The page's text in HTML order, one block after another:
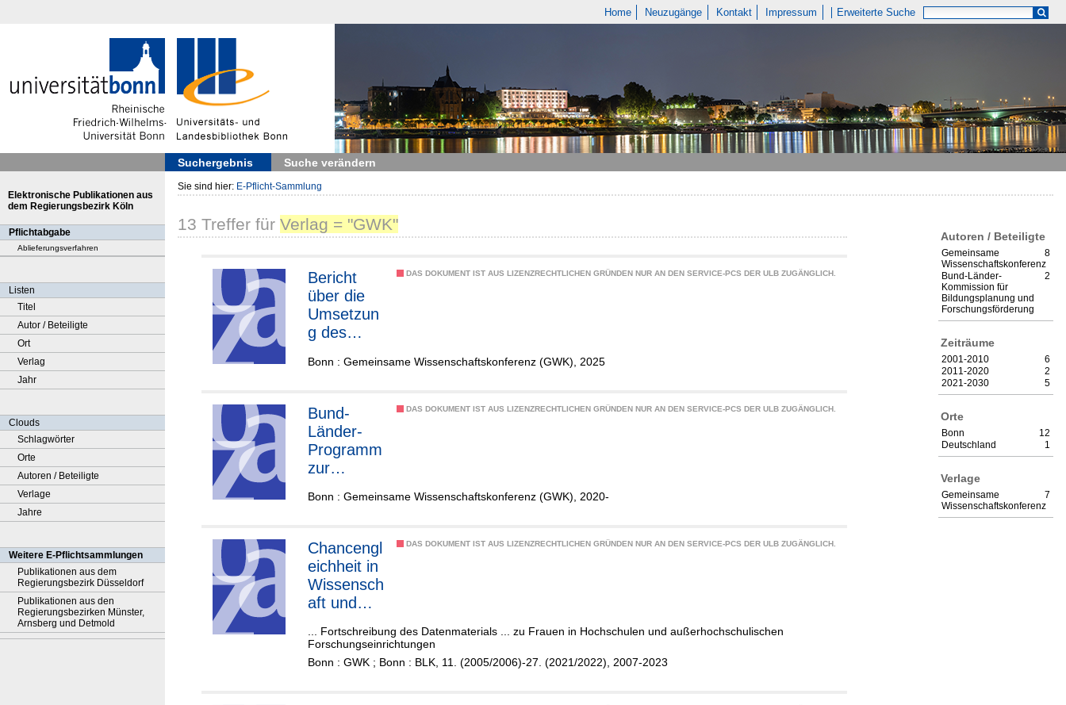
Home Neuzugänge Kontakt Impressum Erweiterte Suche
Suchergebnis Suche verändern
Elektronische Publikationen aus
dem Regierungsbezirk Köln
Pflichtabgabe
Ablieferungsverfahren
Listen
Titel
Autor / Beteiligte
Ort
Verlag
Jahr
Clouds
Schlagwörter
Orte
Autoren / Beteiligte
Verlage
Jahre
Weitere E-Pflichtsammlungen
Publikationen aus dem
Regierungsbezirk Düsseldorf
Publikationen aus den
Regierungsbezirken Münster,
Arnsberg und Detmold
Sie sind hier: E-Pflicht-Sammlung
Autoren / Beteiligte
8
Gemeinsame
Wissenschaftskonferenz
2
Bund-Länder-
Kommission für
Bildungsplanung und
Forschungsförderung
Zeiträume
6
2001-2010
2
2011-2020
5
2021-2030
Orte
12
Bonn
1
Deutschland
Verlage
7
Gemeinsame
Wissenschaftskonferenz
13 Treffer für Verlag = "GWK"
DAS DOKUMENT IST AUS LIZENZRECHTLICHEN GRÜNDEN NUR AN DEN SERVICE-PCS DER ULB ZUGÄNGLICH.
Bericht
über die
Umsetzun
g des
ertrags
und Lehre
stärken"
im Jahr
2023 -
quantitativ
es
Bonn : Gemeinsame Wissenschaftskonferenz (GWK), 2025
DAS DOKUMENT IST AUS LIZENZRECHTLICHEN GRÜNDEN NUR AN DEN SERVICE-PCS DER ULB ZUGÄNGLICH.
Bund-
Länder-
Programm
zur
des
aftlichen
Nachwuch
ses,
Monitoring
-Bericht ...
Bonn : Gemeinsame Wissenschaftskonferenz (GWK), 2020-
DAS DOKUMENT IST AUS LIZENZRECHTLICHEN GRÜNDEN NUR AN DEN SERVICE-PCS DER ULB ZUGÄNGLICH.
Chancengl
eichheit in
Wissensch
aft und
... Fortschreibung des Datenmaterials ... zu Frauen in Hochschulen und außerhochschulischen
Forschungseinrichtungen
Bonn : GWK ; Bonn : BLK, 11. (2005/2006)-27. (2021/2022), 2007-2023